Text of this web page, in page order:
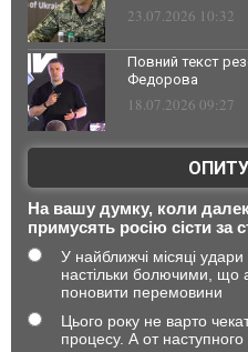
23.07.2026 10:32
Повний текст
Федорова
18.07.2026 09:27
На вашу думку, коли
примусять росію сісти за
У найближчі місяці удари
настільки болючими, що
поновити перемовини
Цього року не варто
процесу. А от